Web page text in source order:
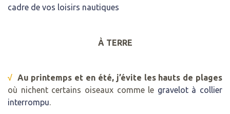
cadre de vos loisirs nautiques
À TERRE
√ Au printemps et en été, j’évite les hauts de plages
où nichent certains oiseaux comme le gravelot à collier
interrompu